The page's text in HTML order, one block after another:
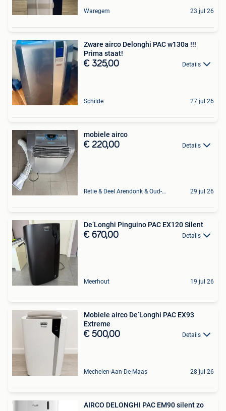
Waregem 23 jul 26
Zware airco Delonghi PAC w130a !!!
Prima staat!
€ 325,00 Details
Schilde 27 jul 26
mobiele airco
€ 220,00 Details
Retie & Deel Arendonk & Oud-Turnhout 29 jul 26
De’Longhi Pinguino PAC EX120 Silent
€ 670,00 Details
Meerhout 19 jul 26
Mobiele airco De’Longhi PAC EX93
Extreme
€ 500,00 Details
Mechelen-Aan-De-Maas 28 jul 26
AIRCO DELONGHI PAC EM90 silent zo